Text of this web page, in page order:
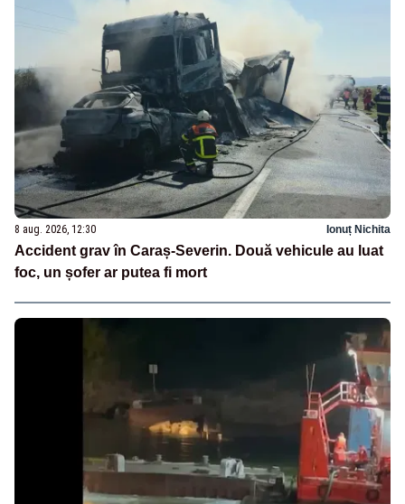
8 aug. 2026, 12:30 Ionuț Nichita
Accident grav în Caraș-Severin. Două vehicule au luat
foc, un șofer ar putea fi mort